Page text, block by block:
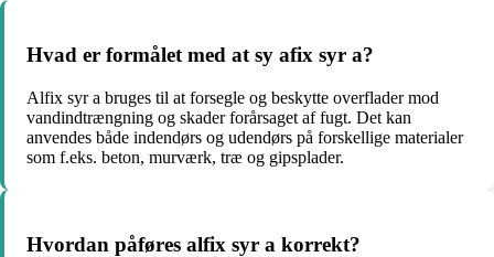
Hvad er formålet med at sy afix syr a?
Alfix syr a bruges til at forsegle og beskytte overflader mod
vandindtrængning og skader forårsaget af fugt. Det kan
anvendes både indendørs og udendørs på forskellige materialer
som f.eks. beton, murværk, træ og gipsplader.
Hvordan påføres alfix syr a korrekt?